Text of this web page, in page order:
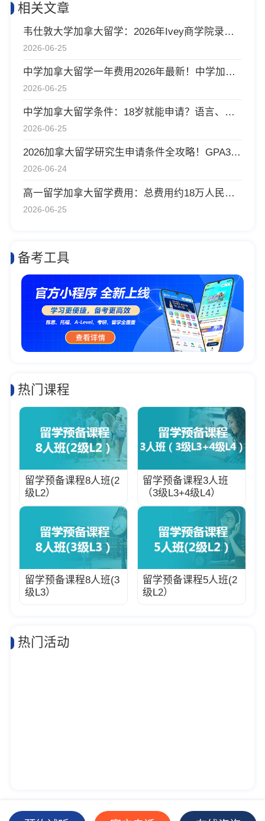
相关文章
韦仕敦大学加拿大留学：2026年Ivey商学院录取率12%，起薪$125,000 CAD的黄金通道！
2026-06-25
中学加拿大留学一年费用2026年最新！中学加拿大留学一年费用要花多少钱？
2026-06-25
中学加拿大留学条件：18岁就能申请？语言、费用、监护人全解析！
2026-06-25
2026加拿大留学研究生申请条件全攻略！GPA3.5+，雅思7.0+，存款20万起
2026-06-24
高一留学加拿大留学费用：总费用约18万人民币_年，比中学毕业低15%，申请条件高一在读，平均分85%+，雅思5.5+
2026-06-25
备考工具
热门课程
留学预备课程8人班(2
级L2）
留学预备课程3人班
（3级L3+4级L4）
留学预备课程8人班(3
级L3）
留学预备课程5人班(2
级L2）
热门活动